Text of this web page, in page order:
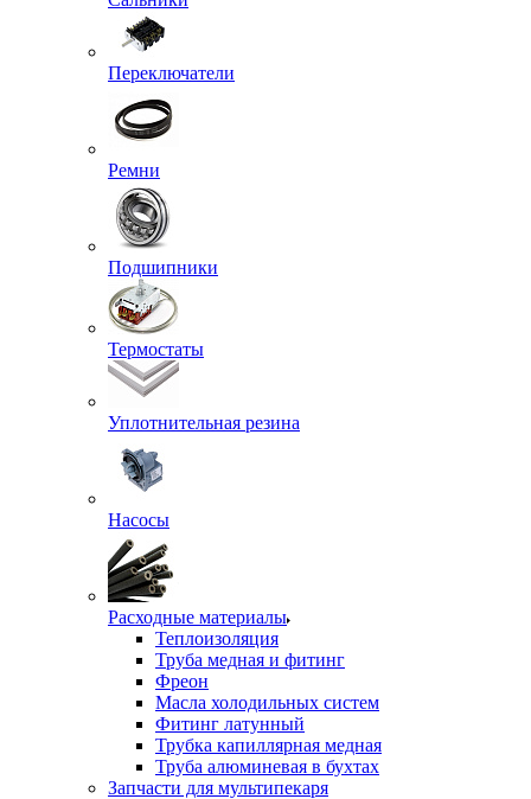
Переключатели
Ремни
Подшипники
Термостаты
Уплотнительная резина
Насосы
Расходные материалы
Теплоизоляция
Труба медная и фитинг
Фреон
Масла холодильных систем
Фитинг латунный
Трубка капиллярная медная
Труба алюминевая в бухтах
Запчасти для мультипекаря